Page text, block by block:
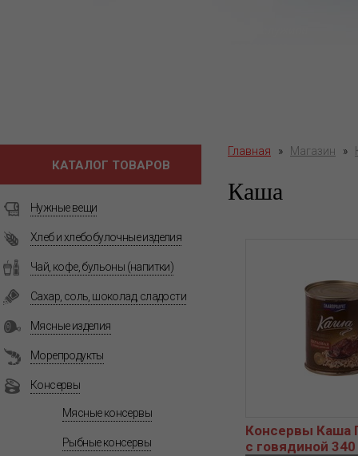
КАТАЛОГ ТОВАРОВ
Нужные вещи
Хлеб и хлебобулочные изделия
Чай, кофе, бульоны (напитки)
Сахар, соль, шоколад, сладости
Мясные изделия
Морепродукты
Консервы
Мясные консервы
Рыбные консервы
Главная » Магазин »
Каша
Консервы Каша
с говядиной 340